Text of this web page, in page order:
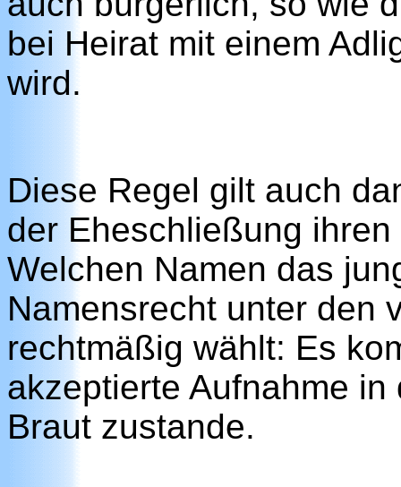
bei Heirat mit einem
wird.
Diese Regel gilt auch
der Eheschließung
Welchen Namen das
Namensrecht unter den
rechtmäßig wählt: Es
akzeptierte Aufnahme
Braut zustande.